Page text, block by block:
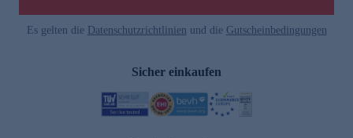
Es gelten die Datenschutzrichtlinien und die Gutscheinbedingungen
Sicher einkaufen